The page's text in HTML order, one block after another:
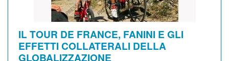
IL TOUR DE FRANCE, FANINI E GLI
EFFETTI COLLATERALI DELLA
GLOBALIZZAZIONE